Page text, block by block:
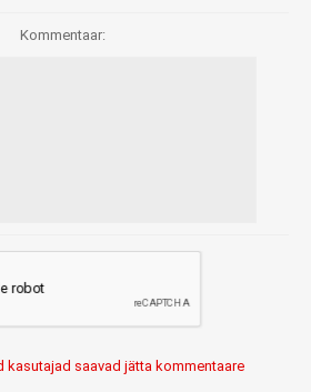
Kommentaar:
kasutajad saavad jätta kommentaare